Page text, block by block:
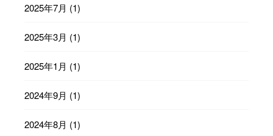
2025年7月 (1)
2025年3月 (1)
2025年1月 (1)
2024年9月 (1)
2024年8月 (1)